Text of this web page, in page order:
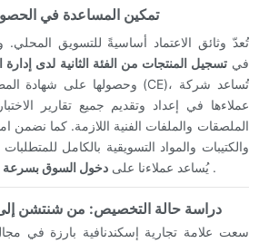
3. تمكين المساعدة في
تُعدّ وثائق الاعتماد أساسيةً للتسويق المحلي.
فيتسجيل المنتجات من الفئة الثانية لدى إدارة
الملصقات والملفات الفنية اللازمة. كما نضمن
والكتيبات والمواد التسويقية بالكامل
يُساعد عملاءنا على دخول السوق بسرعة .
دراسة حالة التخصيص: من شنتشن إلى
سعت علامة تجارية إسكندنافية بارزة في